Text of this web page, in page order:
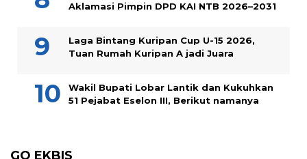
Aklamasi Pimpin DPD KAI NTB 2026–2031
Laga Bintang Kuripan Cup U-15 2026,
Tuan Rumah Kuripan A jadi Juara
Wakil Bupati Lobar Lantik dan Kukuhkan
51 Pejabat Eselon III, Berikut namanya
GO EKBIS